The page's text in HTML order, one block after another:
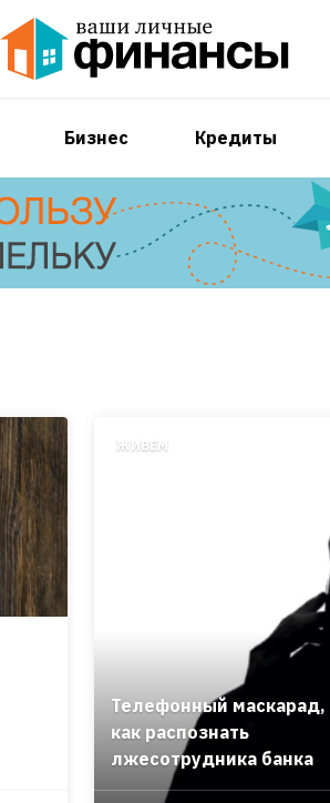
Бизнес Кредиты
ЖИВЕМ
Телефонный маскарад,
как распознать
лжесотрудника банка